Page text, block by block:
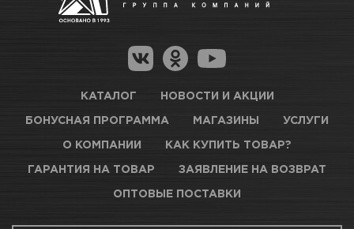
Новосибирск, Петухова, 27/3
КАРТА ПРОЕЗДА И КОНТАКТЫ
Новосибирск, Богдана Хмельницкого, 1/1
Гарантия на товар
Магазины для получения товара
Оптовые поставки
КАТАЛОГ НОВОСТИ И АКЦИИ
БОНУСНАЯ ПРОГРАММА МАГАЗИНЫ УСЛУГИ
О КОМПАНИИ КАК КУПИТЬ ТОВАР?
ГАРАНТИЯ НА ТОВАР ЗАЯВЛЕНИЕ НА ВОЗВРАТ
ОПТОВЫЕ ПОСТАВКИ